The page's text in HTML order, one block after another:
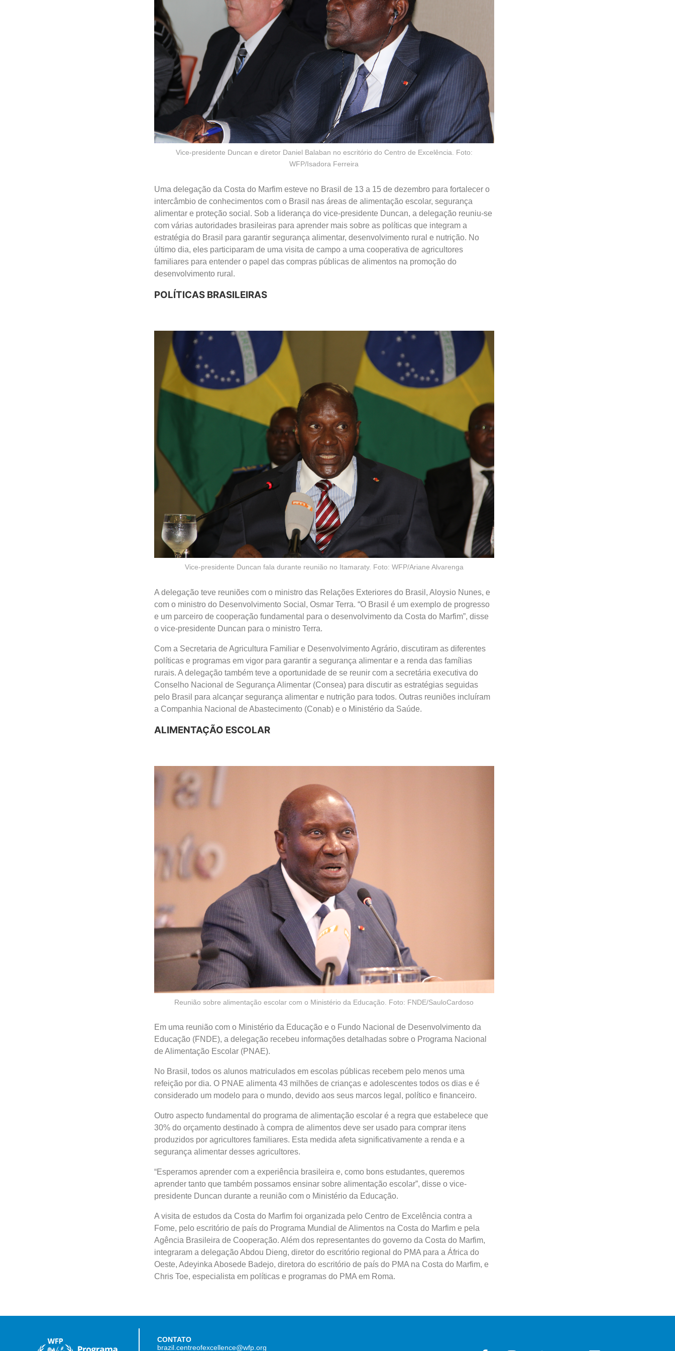
Vice-presidente Duncan e diretor Daniel Balaban no escritório do Centro de Excelência. Foto:
WFP/Isadora Ferreira
Uma delegação da Costa do Marfim esteve no Brasil de 13 a 15 de dezembro para fortalecer o
intercâmbio de conhecimentos com o Brasil nas áreas de alimentação escolar, segurança
alimentar e proteção social. Sob a liderança do vice-presidente Duncan, a delegação reuniu-se
com várias autoridades brasileiras para aprender mais sobre as políticas que integram a
estratégia do Brasil para garantir segurança alimentar, desenvolvimento rural e nutrição. No
último dia, eles participaram de uma visita de campo a uma cooperativa de agricultores
familiares para entender o papel das compras públicas de alimentos na promoção do
desenvolvimento rural.
POLÍTICAS BRASILEIRAS
Vice-presidente Duncan fala durante reunião no Itamaraty. Foto: WFP/Ariane Alvarenga
A delegação teve reuniões com o ministro das Relações Exteriores do Brasil, Aloysio Nunes, e
com o ministro do Desenvolvimento Social, Osmar Terra. “O Brasil é um exemplo de progresso
e um parceiro de cooperação fundamental para o desenvolvimento da Costa do Marfim”, disse
o vice-presidente Duncan para o ministro Terra.
Com a Secretaria de Agricultura Familiar e Desenvolvimento Agrário, discutiram as diferentes
políticas e programas em vigor para garantir a segurança alimentar e a renda das famílias
rurais. A delegação também teve a oportunidade de se reunir com a secretária executiva do
Conselho Nacional de Segurança Alimentar (Consea) para discutir as estratégias seguidas
pelo Brasil para alcançar segurança alimentar e nutrição para todos. Outras reuniões incluíram
a Companhia Nacional de Abastecimento (Conab) e o Ministério da Saúde.
ALIMENTAÇÃO ESCOLAR
Reunião sobre alimentação escolar com o Ministério da Educação. Foto: FNDE/SauloCardoso
Em uma reunião com o Ministério da Educação e o Fundo Nacional de Desenvolvimento da
Educação (FNDE), a delegação recebeu informações detalhadas sobre o Programa Nacional
de Alimentação Escolar (PNAE).
No Brasil, todos os alunos matriculados em escolas públicas recebem pelo menos uma
refeição por dia. O PNAE alimenta 43 milhões de crianças e adolescentes todos os dias e é
considerado um modelo para o mundo, devido aos seus marcos legal, político e financeiro.
Outro aspecto fundamental do programa de alimentação escolar é a regra que estabelece que
30% do orçamento destinado à compra de alimentos deve ser usado para comprar itens
produzidos por agricultores familiares. Esta medida afeta significativamente a renda e a
segurança alimentar desses agricultores.
“Esperamos aprender com a experiência brasileira e, como bons estudantes, queremos
aprender tanto que também possamos ensinar sobre alimentação escolar”, disse o vice-
presidente Duncan durante a reunião com o Ministério da Educação.
A visita de estudos da Costa do Marfim foi organizada pelo Centro de Excelência contra a
Fome, pelo escritório de país do Programa Mundial de Alimentos na Costa do Marfim e pela
Agência Brasileira de Cooperação. Além dos representantes do governo da Costa do Marfim,
integraram a delegação Abdou Dieng, diretor do escritório regional do PMA para a África do
Oeste, Adeyinka Abosede Badejo, diretora do escritório de país do PMA na Costa do Marfim, e
Chris Toe, especialista em políticas e programas do PMA em Roma.
CONTATO
brazil.centreofexcellence@wfp.org